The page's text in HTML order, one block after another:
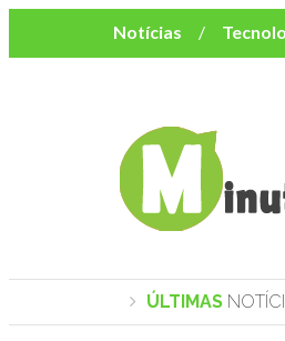
Notícias
Mulher
Bem-
ÚLTIMAS
Praias de